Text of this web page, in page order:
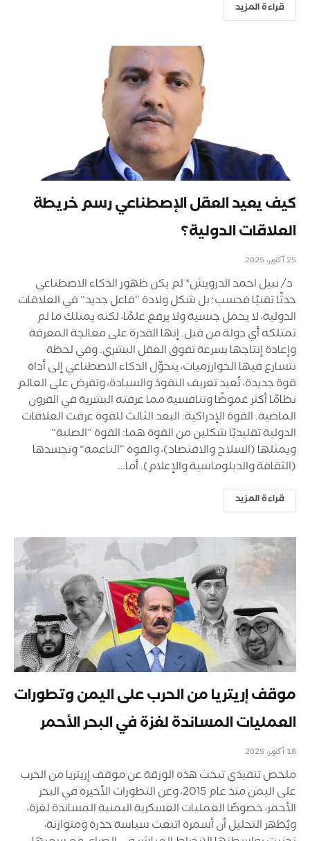
قراءة المزيد
كيف يعيد العقل الإصطناعي رسم خريطة
العلاقات الدولية؟
25 أكتوبر، 2025
د/ نبيل احمد الدرويش* لم يكن ظهور الذكاء الاصطناعي
حدثًا تقنيًا فحسب؛ بل شكل ولادة “فاعل جديد” في العلاقات
الدولية، لا يحمل جنسية ولا يرفع علمًا، لكنه يمتلك ما لم
تمتلكه أي دولة من قبل. إنها القدرة على معالجة المعرفة
وإعادة إنتاجها بسرعة تفوق العقل البشري. وفي لحظة
تتسارع فيها الخوارزميات، يتحوّل الذكاء الاصطناعي إلى أداة
قوة جديدة، تُعيد تعريف النفوذ والسيادة، وتفرض على العالم
نظامًا أكثر غموضًا وتنافسية مما عرفته البشرية في القرون
الماضية. القوة الإدراكية: البعد الثالث للقوة عرفت العلاقات
الدولية تقليديًا شكلين من القوة هما: القوة “الصلبة”
ويمثلها (السلاح والاقتصاد)، والقوة “الناعمة” وتجسدها
(الثقافة والدبلوماسية والإعلام). أما…
قراءة المزيد
موقف إريتريا من الحرب على اليمن وتطورات
العمليات المساندة لغزة في البحر الأحمر
18 أكتوبر، 2025
ملخص تنفيذي تبحث هذه الورقة عن موقف إريتريا من الحرب
على اليمن منذ عام 2015، وعن التطورات الأخيرة في البحر
الأحمر، خصوصًا العمليات العسكرية اليمنية المساندة لغزة،
ويُظهر التحليل أن أسمرة اتبعت سياسة حذرة ومتوازنة،